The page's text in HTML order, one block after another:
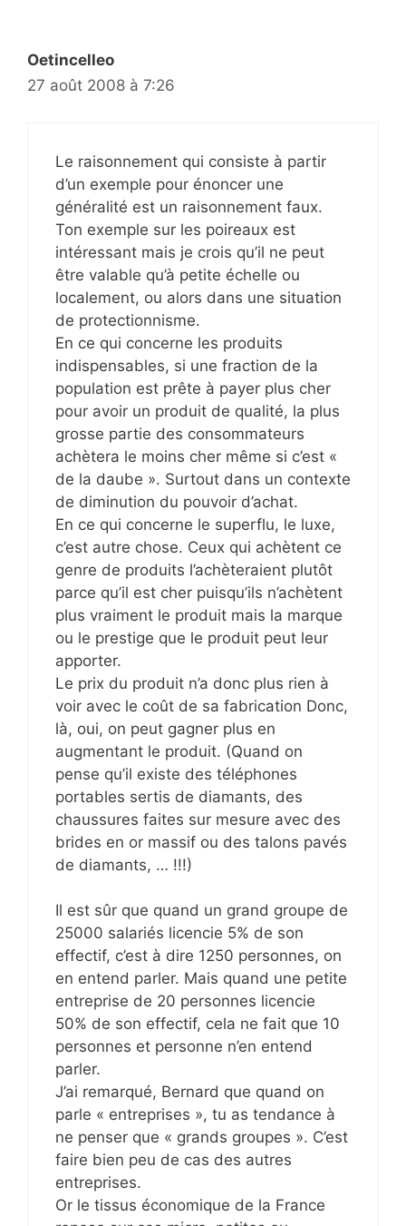
Oetincelleo
27 août 2008 à 7:26
Le raisonnement qui consiste à partir
d’un exemple pour énoncer une
généralité est un raisonnement faux.
Ton exemple sur les poireaux est
intéressant mais je crois qu’il ne peut
être valable qu’à petite échelle ou
localement, ou alors dans une situation
de protectionnisme.
En ce qui concerne les produits
indispensables, si une fraction de la
population est prête à payer plus cher
pour avoir un produit de qualité, la plus
grosse partie des consommateurs
achètera le moins cher même si c’est «
de la daube ». Surtout dans un contexte
de diminution du pouvoir d’achat.
En ce qui concerne le superflu, le luxe,
c’est autre chose. Ceux qui achètent ce
genre de produits l’achèteraient plutôt
parce qu’il est cher puisqu’ils n’achètent
plus vraiment le produit mais la marque
ou le prestige que le produit peut leur
apporter.
Le prix du produit n’a donc plus rien à
voir avec le coût de sa fabrication Donc,
là, oui, on peut gagner plus en
augmentant le produit. (Quand on
pense qu’il existe des téléphones
portables sertis de diamants, des
chaussures faites sur mesure avec des
brides en or massif ou des talons pavés
de diamants, … !!!)
Il est sûr que quand un grand groupe de
25000 salariés licencie 5% de son
effectif, c’est à dire 1250 personnes, on
en entend parler. Mais quand une petite
entreprise de 20 personnes licencie
50% de son effectif, cela ne fait que 10
personnes et personne n’en entend
parler.
J’ai remarqué, Bernard que quand on
parle « entreprises », tu as tendance à
ne penser que « grands groupes ». C’est
faire bien peu de cas des autres
entreprises.
Or le tissus économique de la France